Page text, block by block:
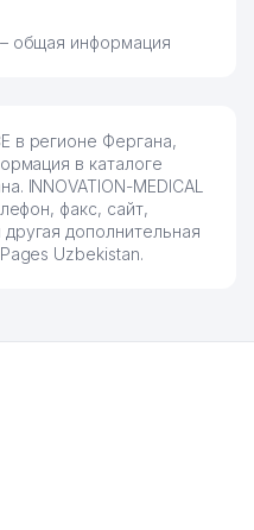
общая информация
в регионе Фергана,
в каталоге
INNOVATION-MEDICAL
факс, сайт,
дополнительная
Uzbekistan.